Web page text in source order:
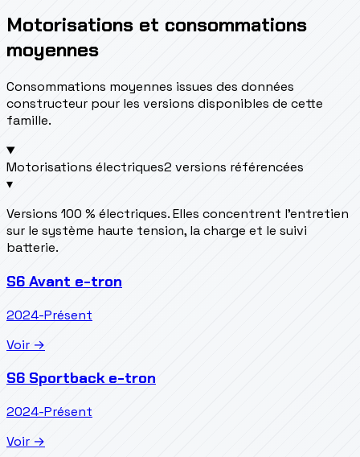
Motorisations et consommations
moyennes
Consommations moyennes issues des données
constructeur pour les versions disponibles de cette
famille.
Motorisations électriques2 versions référencées
▾
Versions 100 % électriques. Elles concentrent l’entretien
sur le système haute tension, la charge et le suivi
batterie.
S6 Avant e-tron
2024-Présent
Voir →
S6 Sportback e-tron
2024-Présent
Voir →